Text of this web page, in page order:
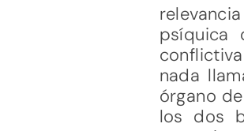
psíquica
nada
órgano
los dos